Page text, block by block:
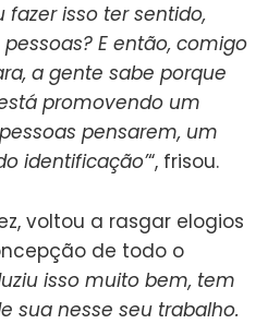
fazer isso ter sentido,
E então, comigo
a gente sabe porque
promovendo um
pensarem, um
identificação’“, frisou.
voltou a rasgar elogios
de todo o
isso muito bem, tem
sua nesse seu trabalho.